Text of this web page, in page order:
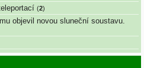
(2)
objevil novou sluneční soustavu.